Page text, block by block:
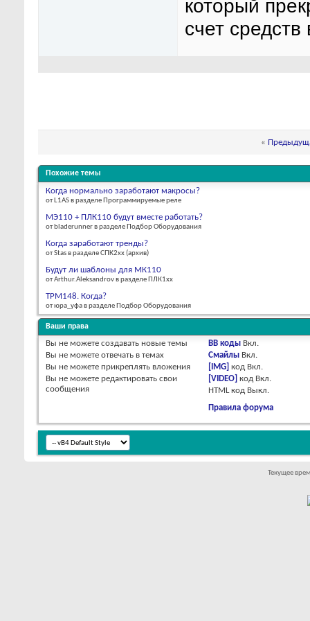
который
счет
«
Похожие темы
Когда нормально заработают макросы?
от L1AS в разделе Программируемые реле
МЭ110 + ПЛК110 будут вместе работать?
от bladerunner в разделе Подбор Оборудования
Когда заработают тренды?
от Stas в разделе СПК2xx (архив)
Будут ли шаблоны для МК110
от Arthur.Aleksandrov в разделе ПЛК1хх
ТРМ148. Когда?
от юра_уфа в разделе Подбор Оборудования
Ваши права
Вы не можете создавать новые темы
Вы не можете отвечать в темах
Вы не можете прикреплять вложения
Вы не можете редактировать свои
сообщения
BB коды Вкл.
Смайлы Вкл.
[IMG] код Вкл.
[VIDEO] код Вкл.
HTML код Выкл.
Правила форума
Текущее